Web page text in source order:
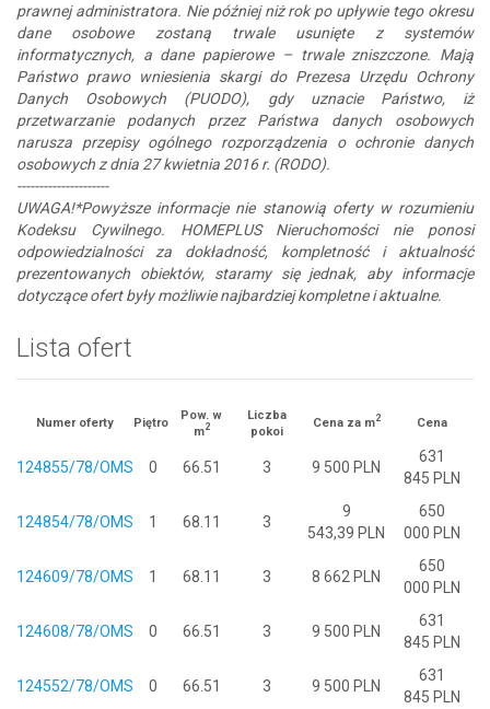
prawnej administratora. Nie później niż rok po upływie tego okresu
dane osobowe zostaną trwale usunięte z systemów
informatycznych, a dane papierowe – trwale zniszczone. Mają
Państwo prawo wniesienia skargi do Prezesa Urzędu Ochrony
Danych Osobowych (PUODO), gdy uznacie Państwo, iż
przetwarzanie podanych przez Państwa danych osobowych
narusza przepisy ogólnego rozporządzenia o ochronie danych
osobowych z dnia 27 kwietnia 2016 r. (RODO).
---------------------
UWAGA!*Powyższe informacje nie stanowią oferty w rozumieniu
Kodeksu Cywilnego. HOMEPLUS Nieruchomości nie ponosi
odpowiedzialności za dokładność, kompletność i aktualność
prezentowanych obiektów, staramy się jednak, aby informacje
dotyczące ofert były możliwie najbardziej kompletne i aktualne.
Lista ofert
Numer oferty Piętro
Pow. w
m2
Liczba
pokoi
Cena za m2 Cena
124855/78/OMS 0 66.51 3 9 500 PLN
631
845 PLN
124854/78/OMS 1 68.11 3
9
543,39 PLN
650
000 PLN
124609/78/OMS 1 68.11 3 8 662 PLN
650
000 PLN
124608/78/OMS 0 66.51 3 9 500 PLN
631
845 PLN
124552/78/OMS 0 66.51 3 9 500 PLN
631
845 PLN